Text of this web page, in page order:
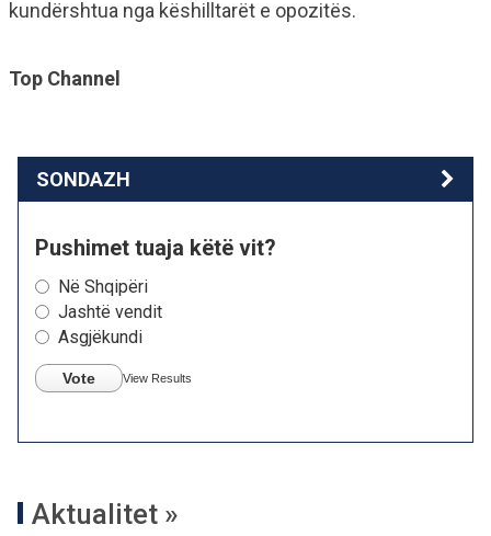
kundërshtua nga këshilltarët e opozitës.
Top Channel
SONDAZH
Pushimet tuaja këtë vit?
Në Shqipëri
Jashtë vendit
Asgjëkundi
Vote View Results
Aktualitet »